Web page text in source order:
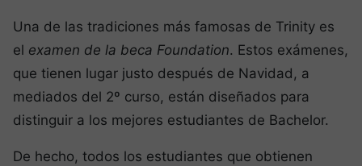
Una de las tradiciones más famosas de Trinity es
el examen de la beca Foundation. Estos exámenes,
que tienen lugar justo después de Navidad, a
mediados del 2º curso, están diseñados para
distinguir a los mejores estudiantes de Bachelor.
De hecho, todos los estudiantes que obtienen